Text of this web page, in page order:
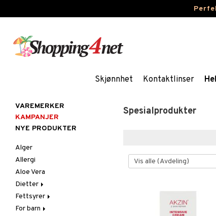
Skjønnhet Kontaktlinser
Spesialprodukter
VAREMERKER
KAMPANJER
NYE PRODUKTER
Alger
Allergi
Aloe Vera
Dietter
Glutenintolerant
LCHF
Fettsyrer
Marine fettsyrer
For barn